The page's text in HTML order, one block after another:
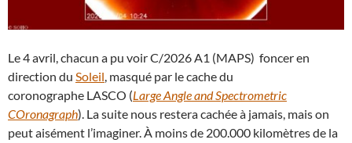
Le 4 avril, chacun a pu voir C/2026 A1 (MAPS) foncer en
direction du Soleil, masqué par le cache du
coronographe LASCO (Large Angle and Spectrometric
COronagraph). La suite nous restera cachée à jamais, mais on
peut aisément l’imaginer. À moins de 200.000 kilomètres de la